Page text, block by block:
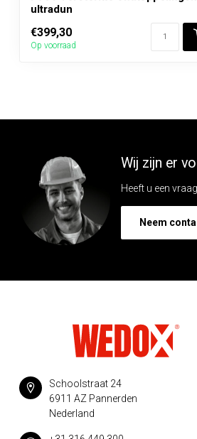
ultradun
€399,30
Op voorraad
Wij zijn er
Heeft u een
Neem
Schoolstraat 24
6911 AZ Pannerden
Nederland